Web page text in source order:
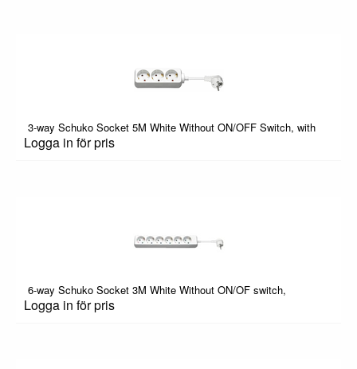
3-way Schuko Socket 5M White Without ON/OFF Switch, with
Logga in för pris
6-way Schuko Socket 3M White Without ON/OF switch,
Logga in för pris